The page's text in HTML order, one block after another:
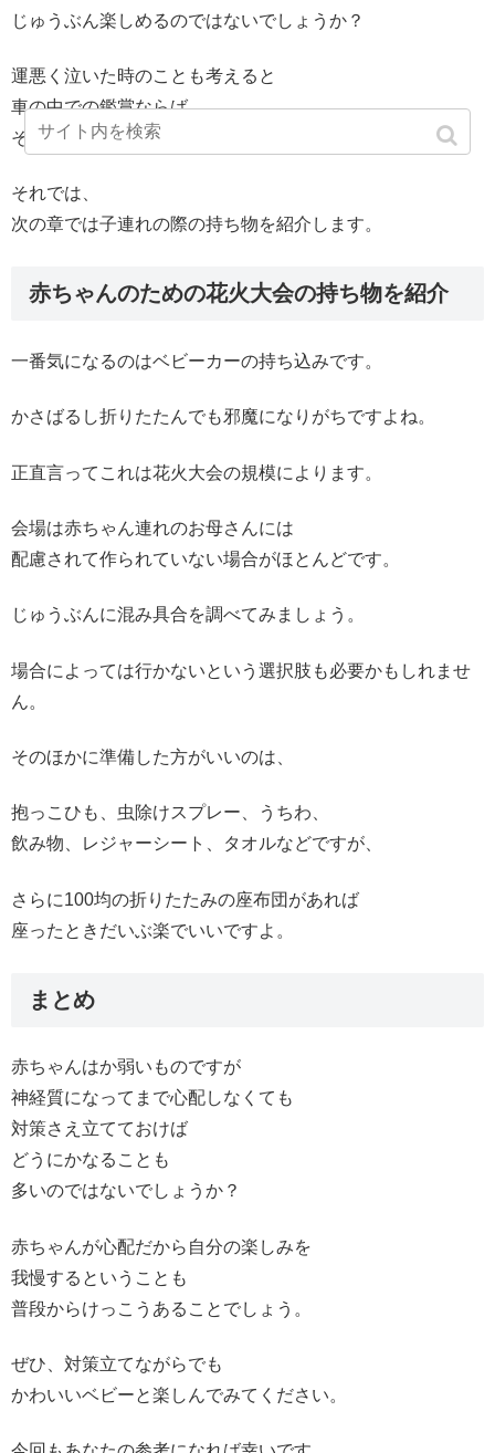
じゅうぶん楽しめるのではないでしょうか？
運悪く泣いた時のことも考えると
車の中での鑑賞ならば
その対策にもなりますよね。
それでは、
次の章では子連れの際の持ち物を紹介します。
赤ちゃんのための花火大会の持ち物を紹介
一番気になるのはベビーカーの持ち込みです。
かさばるし折りたたんでも邪魔になりがちですよね。
正直言ってこれは花火大会の規模によります。
会場は赤ちゃん連れのお母さんには
配慮されて作られていない場合がほとんどです。
じゅうぶんに混み具合を調べてみましょう。
場合によっては行かないという選択肢も必要かもしれませ
ん。
そのほかに準備した方がいいのは、
抱っこひも、虫除けスプレー、うちわ、
飲み物、レジャーシート、タオルなどですが、
さらに100均の折りたたみの座布団があれば
座ったときだいぶ楽でいいですよ。
まとめ
赤ちゃんはか弱いものですが
神経質になってまで心配しなくても
対策さえ立てておけば
どうにかなることも
多いのではないでしょうか？
赤ちゃんが心配だから自分の楽しみを
我慢するということも
普段からけっこうあることでしょう。
ぜひ、対策立てながらでも
かわいいベビーと楽しんでみてください。